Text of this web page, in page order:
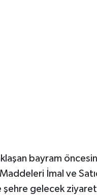
bayram
İmal ve
gelecek